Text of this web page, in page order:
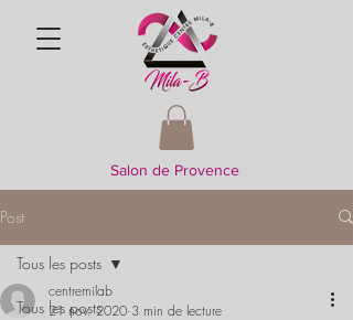
Salon de Provence
Post
Tous les posts
Tous les posts
centremilab
21 nov. 2020 3 min de lecture